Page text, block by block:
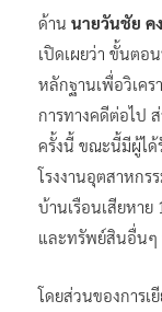
ด้าน นายวันชัย ค
เปิดเผยว่า ขั้นตอ
หลักฐานเพื่อวิเคร
การทางคดีต่อไป
ครั้งนี้ ขณะนี้มีผู้ไ
โรงงานอุตสาหกร
บ้านเรือนเสียหา
และทรัพย์สินอื่นๆ
โดยส่วนของการเ